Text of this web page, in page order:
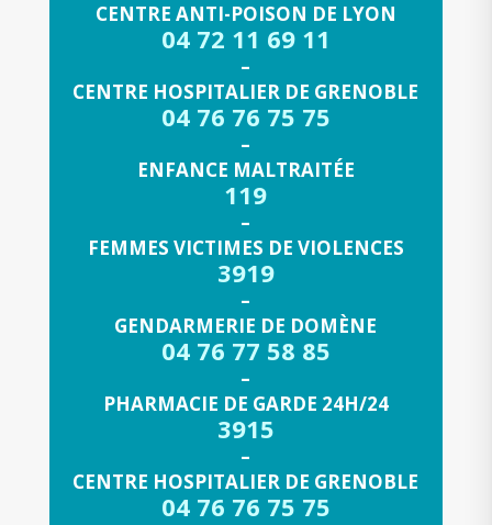
CENTRE ANTI-POISON DE LYON
04 72 11 69 11
–
CENTRE HOSPITALIER DE GRENOBLE
04 76 76 75 75
–
ENFANCE MALTRAITÉE
119
–
FEMMES VICTIMES DE VIOLENCES
3919
–
GENDARMERIE DE DOMÈNE
04 76 77 58 85
–
PHARMACIE DE GARDE 24H/24
3915
–
CENTRE HOSPITALIER DE GRENOBLE
04 76 76 75 75